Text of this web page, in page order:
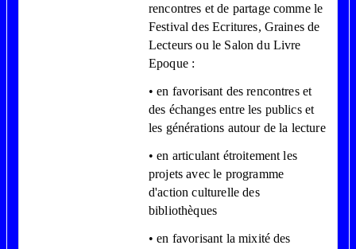
rencontres et de partage comme le
Festival des Ecritures, Graines de
Lecteurs ou le Salon du Livre
Epoque :
• en favorisant des rencontres et
des échanges entre les publics et
les générations autour de la lecture
• en articulant étroitement les
projets avec le programme
d'action culturelle des
bibliothèques
• en favorisant la mixité des